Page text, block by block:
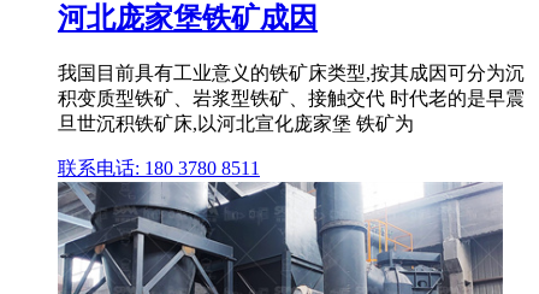
河北庞家堡铁矿成因
我国目前具有工业意义的铁矿床类型,按其成因可分为沉
积变质型铁矿、岩浆型铁矿、接触交代 时代老的是早震
旦世沉积铁矿床,以河北宣化庞家堡 铁矿为
联系电话: 180 3780 8511